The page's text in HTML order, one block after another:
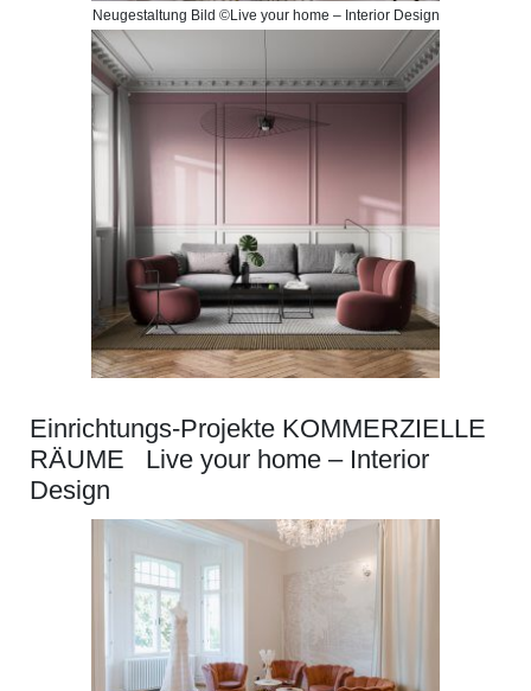
Neugestaltung Bild ©Live your home – Interior Design
Einrichtungs-Projekte KOMMERZIELLE
RÄUME Live your home – Interior
Design